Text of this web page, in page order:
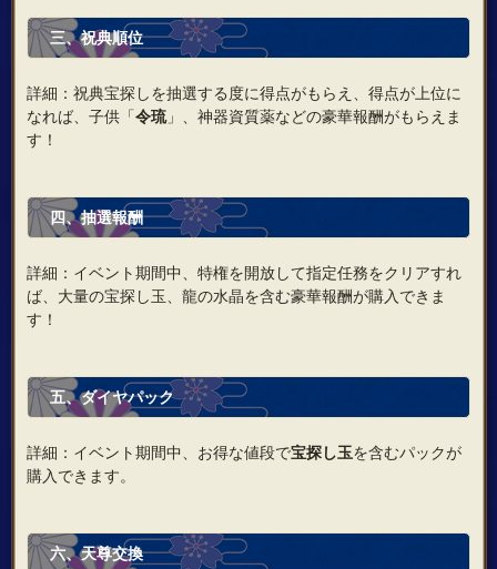
三、祝典順位
詳細：祝典宝探しを抽選する度に得点がもらえ、得点が上位に
なれば、子供「令琉」、神器資質薬などの豪華報酬がもらえま
す！
四、抽選報酬
詳細：イベント期間中、特権を開放して指定任務をクリアすれ
ば、大量の宝探し玉、龍の水晶を含む豪華報酬が購入できま
す！
五、ダイヤパック
詳細：イベント期間中、お得な値段で宝探し玉を含むパックが
購入できます。
六、天尊交換